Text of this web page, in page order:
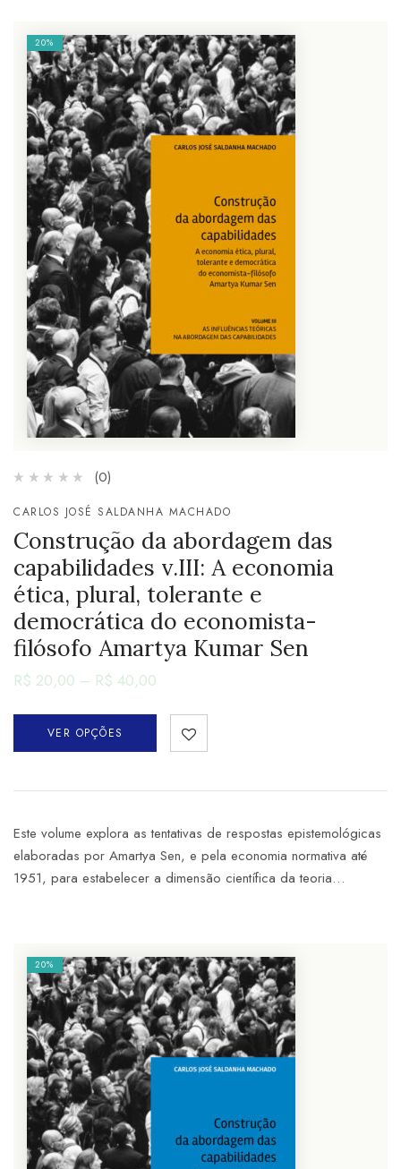
20%
(0)
CARLOS JOSÉ SALDANHA MACHADO
Construção da abordagem das
capabilidades v.III: A economia
ética, plural, tolerante e
democrática do economista-
filósofo Amartya Kumar Sen
R$ 20,00 – R$ 40,00
VER OPÇÕES
Este volume explora as tentativas de respostas epistemológicas
elaboradas por Amartya Sen, e pela economia normativa até
1951, para estabelecer a dimensão científica da teoria…
20%